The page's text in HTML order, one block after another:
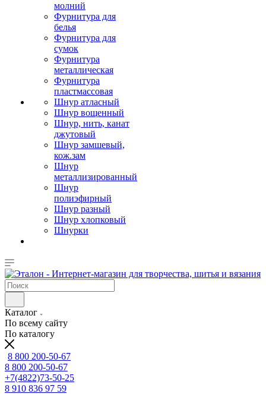
молний
Фурнитура для
белья
Фурнитура для
сумок
Фурнитура
металлическая
Фурнитура
пластмассовая
Шнур атласный
Шнур вощенный
Шнур, нить, канат
джутовый
Шнур замшевый,
кож.зам
Шнур
металлизированный
Шнур
полиэфирный
Шнур разный
Шнур хлопковый
Шнурки
Каталог
По всему сайту
По каталогу
8 800 200-50-67
8 800 200-50-67
+7(4822)73-50-25
8 910 836 97 59